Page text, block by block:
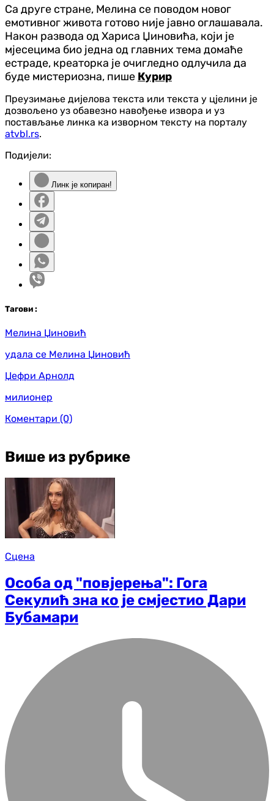
Са друге стране, Мелина се поводом новог
емотивног живота готово није јавно оглашавала.
Након развода од Хариса Џиновића, који је
мјесецима био једна од главних тема домаће
естраде, креаторка је очигледно одлучила да
буде мистериозна, пише Курир
Преузимање дијелова текста или текста у цјелини је
дозвољено уз обавезно навођење извора и уз
постављање линка ка изворном тексту на порталу
atvbl.rs.
Подијели:
Линк је копиран!
Тагови :
Мелина Џиновић
удала се Мелина Џиновић
Џефри Арнолд
милионер
Коментари (0)
Више из рубрике
Сцена
Особа од "повјерења": Гога
Секулић зна ко је смјестио Дари
Бубамари